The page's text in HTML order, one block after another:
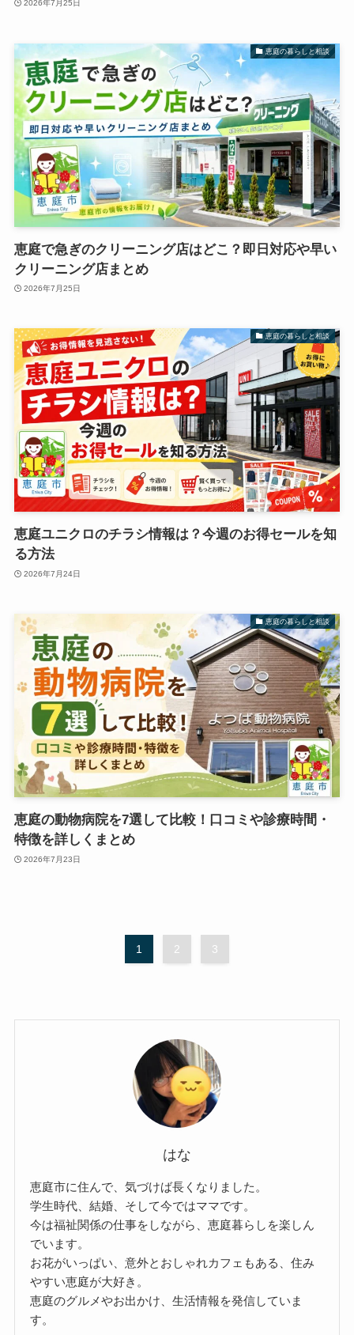
2026年7月25日
恵庭の暮らしと相談
恵庭で急ぎのクリーニング店はどこ？即日対応や早い
クリーニング店まとめ
2026年7月25日
恵庭の暮らしと相談
恵庭ユニクロのチラシ情報は？今週のお得セールを知
る方法
2026年7月24日
恵庭の暮らしと相談
恵庭の動物病院を7選して比較！口コミや診療時間・
特徴を詳しくまとめ
2026年7月23日
1 2 3
はな
恵庭市に住んで、気づけば長くなりました。
学生時代、結婚、そして今ではママです。
今は福祉関係の仕事をしながら、恵庭暮らしを楽しん
でいます。
お花がいっぱい、意外とおしゃれカフェもある、住み
やすい恵庭が大好き。
恵庭のグルメやお出かけ、生活情報を発信していま
す。